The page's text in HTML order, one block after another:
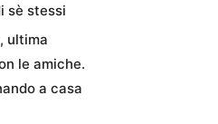
sè stessi
ultima
le amiche.
a casa